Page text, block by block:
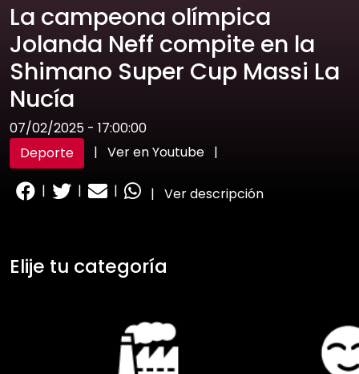
La campeona olímpica
Jolanda Neff compite en la
Shimano Super Cup Massi La
Nucía
07/02/2025 - 17:00:00
Deporte
| Ver en Youtube |
| | | | Ver descripción
Elije tu categoría